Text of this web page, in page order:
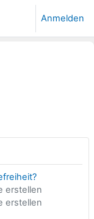
Anmelden
erstellen
erstellen